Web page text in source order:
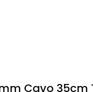
Cavo 35cm